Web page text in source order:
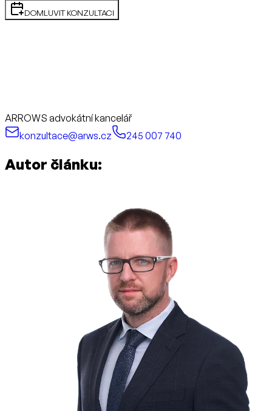
DOMLUVIT KONZULTACI
ARROWS advokátní kancelář
konzultace@arws.cz
245 007 740
Autor článku: